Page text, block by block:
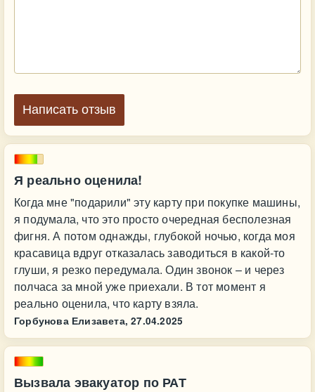
Я реально оценила!
Когда мне "подарили" эту карту при покупке машины,
я подумала, что это просто очередная бесполезная
фигня. А потом однажды, глубокой ночью, когда моя
красавица вдруг отказалась заводиться в какой-то
глуши, я резко передумала. Один звонок – и через
полчаса за мной уже приехали. В тот момент я
реально оценила, что карту взяла.
Горбунова Елизавета, 27.04.2025
Вызвала эвакуатор по РАТ
Написать отзыв